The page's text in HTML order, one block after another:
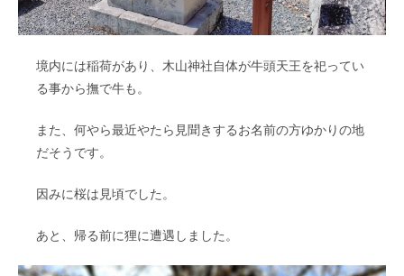
境内には稲荷があり、木山神社自体が牛頭天王を祀ってい
る事から撫で牛も。
また、何やら最近やたら見聞きするお名前の方ゆかりの地
だそうです。
因みに桜は見頃でした。
あと、帰る前に狸に遭遇しました。